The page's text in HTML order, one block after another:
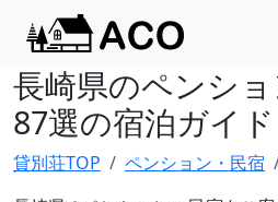
長崎県のペンシ
87選の宿泊ガイド
貸別荘TOP ペンション・民宿